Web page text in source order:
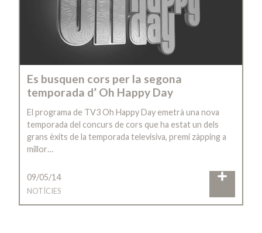
Es busquen cors per la segona
temporada d’ Oh Happy Day
El programa de TV3 Oh Happy Day emetrà una nova
temporada del concurs de cors que ha estat un dels
grans èxits de la temporada televisiva, premi zàpping a
millor…
09/05/14
NOTÍCIES